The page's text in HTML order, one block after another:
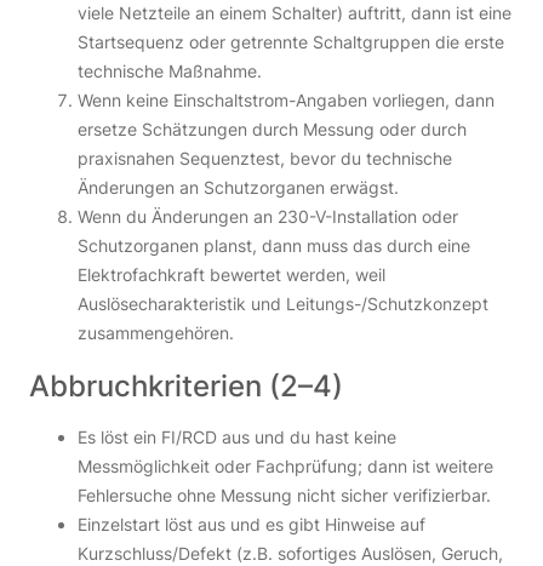
viele Netzteile an einem Schalter) auftritt, dann ist eine
Startsequenz oder getrennte Schaltgruppen die erste
technische Maßnahme.
Wenn keine Einschaltstrom-Angaben vorliegen, dann
ersetze Schätzungen durch Messung oder durch
praxisnahen Sequenztest, bevor du technische
Änderungen an Schutzorganen erwägst.
Wenn du Änderungen an 230-V-Installation oder
Schutzorganen planst, dann muss das durch eine
Elektrofachkraft bewertet werden, weil
Auslösecharakteristik und Leitungs-/Schutzkonzept
zusammengehören.
Abbruchkriterien (2–4)
Es löst ein FI/RCD aus und du hast keine
Messmöglichkeit oder Fachprüfung; dann ist weitere
Fehlersuche ohne Messung nicht sicher verifizierbar.
Einzelstart löst aus und es gibt Hinweise auf
Kurzschluss/Defekt (z.B. sofortiges Auslösen, Geruch,